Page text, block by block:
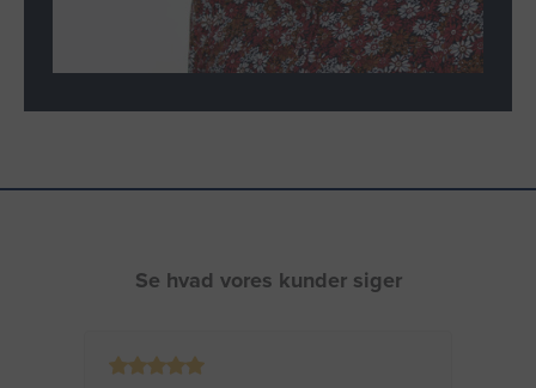
Se hvad vores kunder siger